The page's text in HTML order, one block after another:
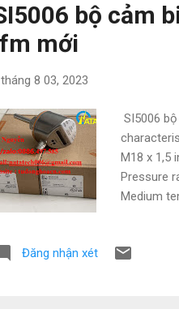
bộ cảm
mới
tháng 8 03, 2023
SI5006
M18 x 1,5
Pressure
Medium
Vì là hàng
Đăng nhận xét